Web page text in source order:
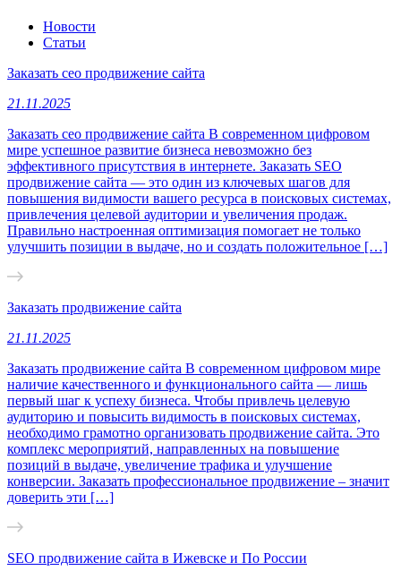
Новости
Статьи
Заказать сео продвижение сайта
21.11.2025
Заказать сео продвижение сайта В современном цифровом
мире успешное развитие бизнеса невозможно без
эффективного присутствия в интернете. Заказать SEO
продвижение сайта — это один из ключевых шагов для
повышения видимости вашего ресурса в поисковых системах,
привлечения целевой аудитории и увеличения продаж.
Правильно настроенная оптимизация помогает не только
улучшить позиции в выдаче, но и создать положительное […]
Заказать продвижение сайта
21.11.2025
Заказать продвижение сайта В современном цифровом мире
наличие качественного и функционального сайта — лишь
первый шаг к успеху бизнеса. Чтобы привлечь целевую
аудиторию и повысить видимость в поисковых системах,
необходимо грамотно организовать продвижение сайта. Это
комплекс мероприятий, направленных на повышение
позиций в выдаче, увеличение трафика и улучшение
конверсии. Заказать профессиональное продвижение – значит
доверить эти […]
SEO продвижение сайта в Ижевске и По России